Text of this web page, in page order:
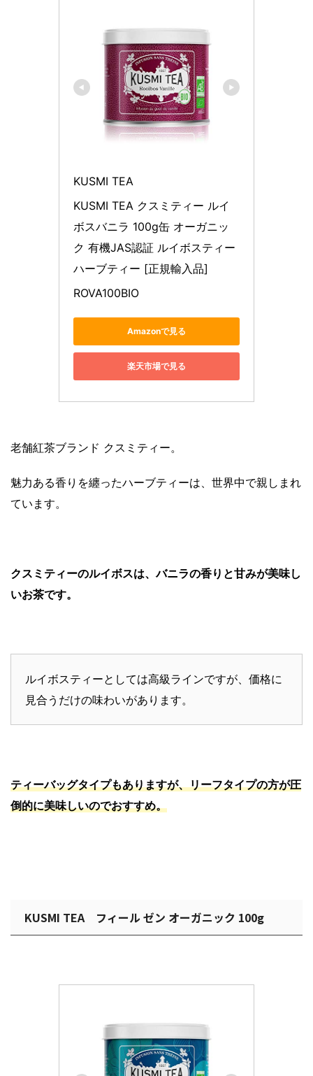
KUSMI TEA
KUSMI TEA クスミティー ルイ
ボスバニラ 100g缶 オーガニッ
ク 有機JAS認証 ルイボスティー
ハーブティー [正規輸入品]
ROVA100BIO
Amazonで見る
楽天市場で見る
老舗紅茶ブランド クスミティー。
魅力ある香りを纏ったハーブティーは、世界中で親しまれ
ています。
クスミティーのルイボスは、バニラの香りと甘みが美味し
いお茶です。
ルイボスティーとしては高級ラインですが、価格に
見合うだけの味わいがあります。
ティーバッグタイプもありますが、リーフタイプの方が圧
倒的に美味しいのでおすすめ。
KUSMI TEA フィール ゼン オーガニック 100g